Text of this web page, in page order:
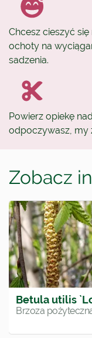
Chcesz cieszyć
ochoty na
sadzenia.
Powierz opiekę
odpoczywasz, my
Zobacz
Betula utilis
Brzoza